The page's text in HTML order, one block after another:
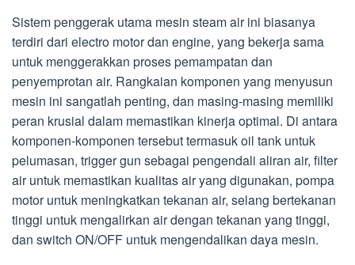
Sistem penggerak utama mesin steam air ini biasanya
terdiri dari electro motor dan engine, yang bekerja sama
untuk menggerakkan proses pemampatan dan
penyemprotan air. Rangkaian komponen yang menyusun
mesin ini sangatlah penting, dan masing-masing memiliki
peran krusial dalam memastikan kinerja optimal. Di antara
komponen-komponen tersebut termasuk oil tank untuk
pelumasan, trigger gun sebagai pengendali aliran air, filter
air untuk memastikan kualitas air yang digunakan, pompa
motor untuk meningkatkan tekanan air, selang bertekanan
tinggi untuk mengalirkan air dengan tekanan yang tinggi,
dan switch ON/OFF untuk mengendalikan daya mesin.